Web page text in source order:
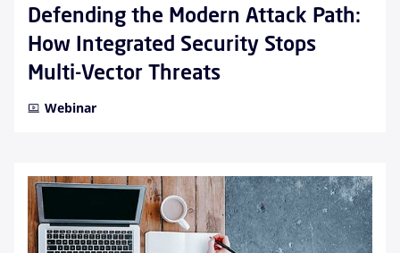
Defending the Modern Attack Path:
How Integrated Security Stops
Multi-Vector Threats
Webinar